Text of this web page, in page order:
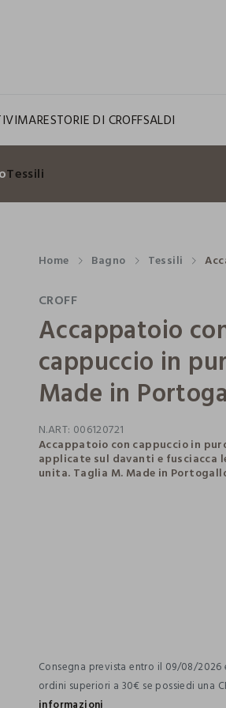
MARESTORIE DI CROFFSALDI
Tessili
Home Bagno Tessili
CROFF
Accappatoio
cappuccio in
Made in
N.ART: 006120721
Accappatoio con cappuccio in
applicate sul davanti e fusciacca
unita. Taglia M. Made in
Consegna prevista entro il 09/08/
ordini superiori a 30€ se possiedi una